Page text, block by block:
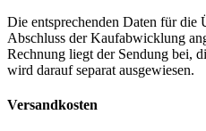
Die entsprechenden Daten für die
Abschluss der Kaufabwicklung
Rechnung liegt der Sendung bei,
wird darauf separat ausgewiesen.
Versandkosten